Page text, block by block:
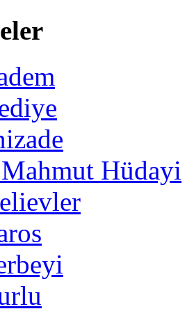
Hüdayi